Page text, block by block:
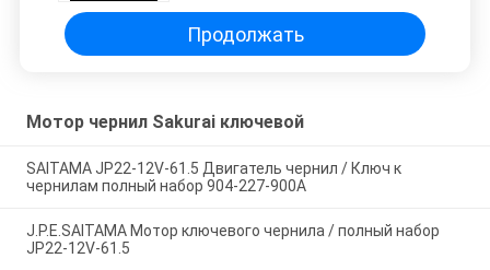
Продолжать
Мотор чернил Sakurai ключевой
SAITAMA JP22-12V-61.5 Двигатель чернил / Ключ к
чернилам полный набор 904-227-900A
J.P.E.SAITAMA Мотор ключевого чернила / полный набор
JP22-12V-61.5